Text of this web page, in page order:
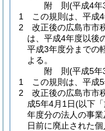
附 則(平成4年
1
この規則は、平成
2
改正後の広島市市
は、平成4年度以後
平成3年度分までの
よる。
附 則(平成5年
1
この規則は、平成
2
改正後の広島市市
成5年4月1日(以下
年度分の法人の事
日前に廃止された